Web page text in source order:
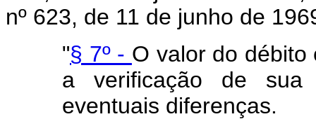
nº 623, de 11 de junho de
"§ 7º - O valor do débito
a verificação de
eventuais diferenças.